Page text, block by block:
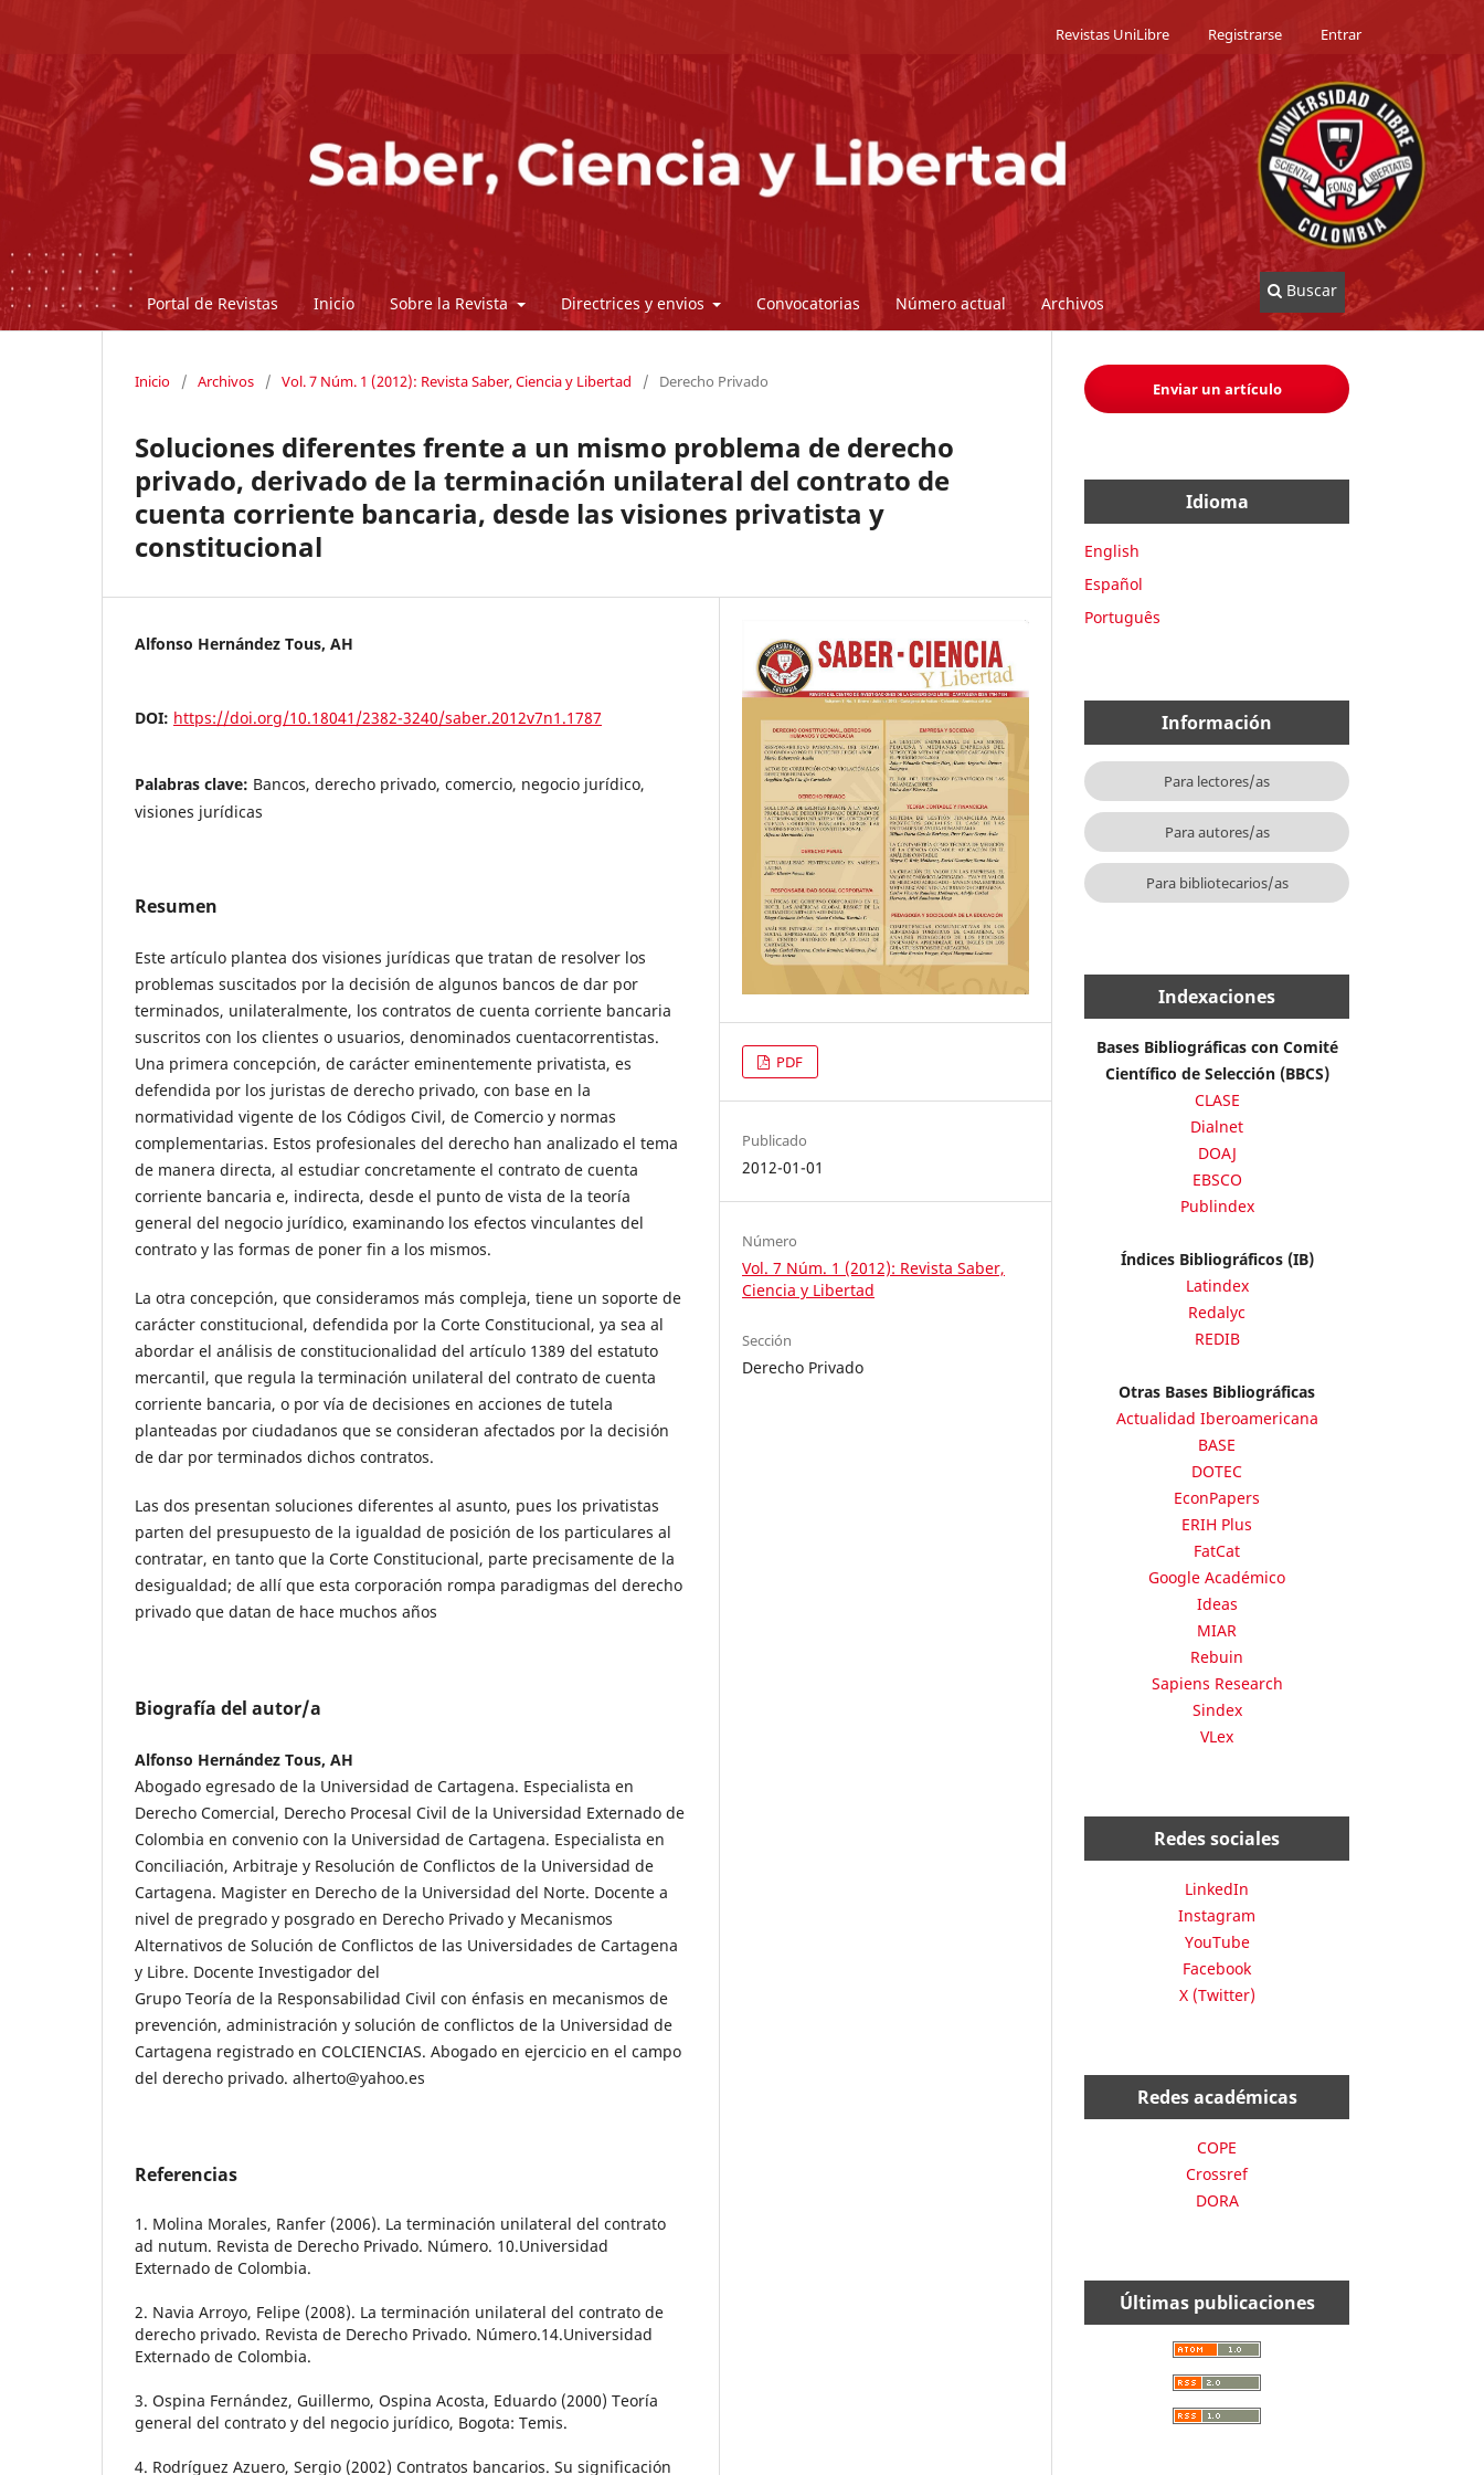
Portal de Revistas Inicio Sobre la Revista Directrices y envios Convocatorias Número actual Archivos
Buscar
Revistas UniLibre Registrarse Entrar
Inicio / Archivos / Vol. 7 Núm. 1 (2012): Revista Saber, Ciencia y Libertad / Derecho Privado
Soluciones diferentes frente a un mismo problema de derecho
privado, derivado de la terminación unilateral del contrato de
cuenta corriente bancaria, desde las visiones privatista y
constitucional
Alfonso Hernández Tous, AH
DOI: https://doi.org/10.18041/2382-3240/saber.2012v7n1.1787
Palabras clave: Bancos, derecho privado, comercio, negocio jurídico,
visiones jurídicas
Resumen
Este artículo plantea dos visiones jurídicas que tratan de resolver los
problemas suscitados por la decisión de algunos bancos de dar por
terminados, unilateralmente, los contratos de cuenta corriente bancaria
suscritos con los clientes o usuarios, denominados cuentacorrentistas.
Una primera concepción, de carácter eminentemente privatista, es
defendida por los juristas de derecho privado, con base en la
normatividad vigente de los Códigos Civil, de Comercio y normas
complementarias. Estos profesionales del derecho han analizado el tema
de manera directa, al estudiar concretamente el contrato de cuenta
corriente bancaria e, indirecta, desde el punto de vista de la teoría
general del negocio jurídico, examinando los efectos vinculantes del
contrato y las formas de poner fin a los mismos.
La otra concepción, que consideramos más compleja, tiene un soporte de
carácter constitucional, defendida por la Corte Constitucional, ya sea al
abordar el análisis de constitucionalidad del artículo 1389 del estatuto
mercantil, que regula la terminación unilateral del contrato de cuenta
corriente bancaria, o por vía de decisiones en acciones de tutela
planteadas por ciudadanos que se consideran afectados por la decisión
de dar por terminados dichos contratos.
Las dos presentan soluciones diferentes al asunto, pues los privatistas
parten del presupuesto de la igualdad de posición de los particulares al
contratar, en tanto que la Corte Constitucional, parte precisamente de la
desigualdad; de allí que esta corporación rompa paradigmas del derecho
privado que datan de hace muchos años
Biografía del autor/a
Alfonso Hernández Tous, AH
Abogado egresado de la Universidad de Cartagena. Especialista en
Derecho Comercial, Derecho Procesal Civil de la Universidad Externado de
Colombia en convenio con la Universidad de Cartagena. Especialista en
Conciliación, Arbitraje y Resolución de Conflictos de la Universidad de
Cartagena. Magister en Derecho de la Universidad del Norte. Docente a
nivel de pregrado y posgrado en Derecho Privado y Mecanismos
Alternativos de Solución de Conflictos de las Universidades de Cartagena
y Libre. Docente Investigador del
Grupo Teoría de la Responsabilidad Civil con énfasis en mecanismos de
prevención, administración y solución de conflictos de la Universidad de
Cartagena registrado en COLCIENCIAS. Abogado en ejercicio en el campo
del derecho privado. alherto@yahoo.es
Referencias
1. Molina Morales, Ranfer (2006). La terminación unilateral del contrato
ad nutum. Revista de Derecho Privado. Número. 10.Universidad
Externado de Colombia.
2. Navia Arroyo, Felipe (2008). La terminación unilateral del contrato de
derecho privado. Revista de Derecho Privado. Número.14.Universidad
Externado de Colombia.
3. Ospina Fernández, Guillermo, Ospina Acosta, Eduardo (2000) Teoría
general del contrato y del negocio jurídico, Bogota: Temis.
4. Rodríguez Azuero, Sergio (2002) Contratos bancarios. Su significación
PDF
Publicado
2012-01-01
Número
Vol. 7 Núm. 1 (2012): Revista Saber,
Ciencia y Libertad
Sección
Derecho Privado
Enviar un artículo
Idioma
English
Español
Português
Información
Para lectores/as
Para autores/as
Para bibliotecarios/as
Indexaciones
Bases Bibliográficas con Comité
Científico de Selección (BBCS)
CLASE
Dialnet
DOAJ
EBSCO
Publindex
Índices Bibliográficos (IB)
Latindex
Redalyc
REDIB
Otras Bases Bibliográficas
Actualidad Iberoamericana
BASE
DOTEC
EconPapers
ERIH Plus
FatCat
Google Académico
Ideas
MIAR
Rebuin
Sapiens Research
Sindex
VLex
Redes sociales
LinkedIn
Instagram
YouTube
Facebook
X (Twitter)
Redes académicas
COPE
Crossref
DORA
Últimas publicaciones